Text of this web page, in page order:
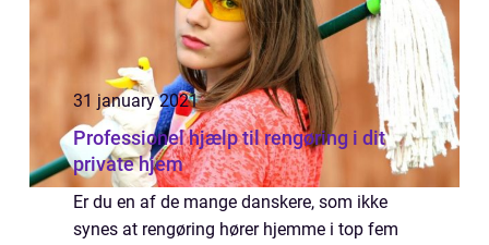
31 january 2021
Professionel hjælp til rengøring i dit
private hjem
Er du en af de mange danskere, som ikke
synes at rengøring hører hjemme i top fem